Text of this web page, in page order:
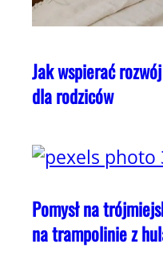
Jak wspierać
dla rodziców
Pomysł na
na trampolinie z